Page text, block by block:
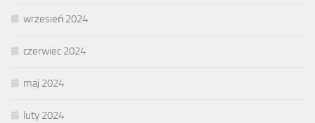
wrzesień 2024
czerwiec 2024
maj 2024
luty 2024